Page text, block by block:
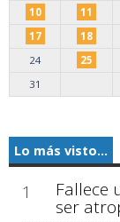
10
11
17
18
24
25
31
Lo más visto...
1 Fallece
ser